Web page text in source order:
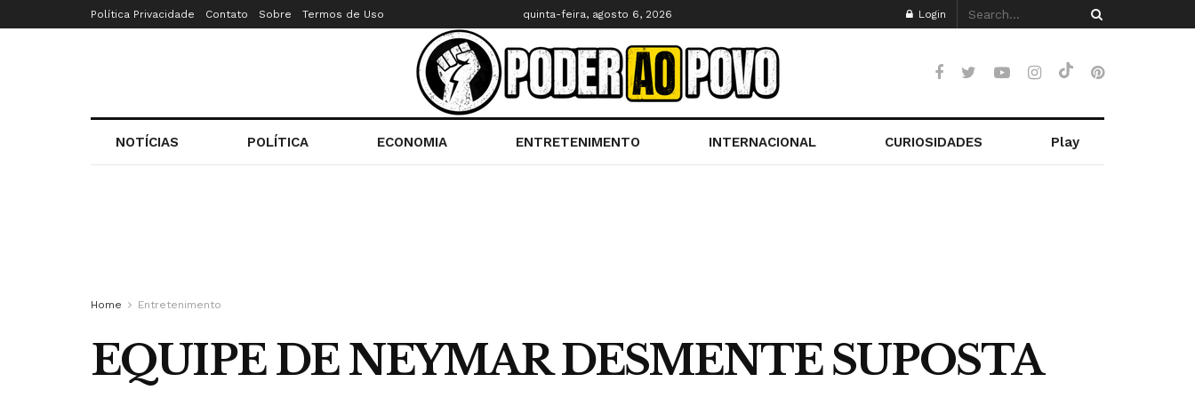
Política Privacidade Contato Sobre Termos de Uso quinta-feira, agosto 6, 2026 Login
NOTÍCIAS POLÍTICA ECONOMIA ENTRETENIMENTO INTERNACIONAL CURIOSIDADES Play
Home Entretenimento
EQUIPE DE NEYMAR DESMENTE SUPOSTA